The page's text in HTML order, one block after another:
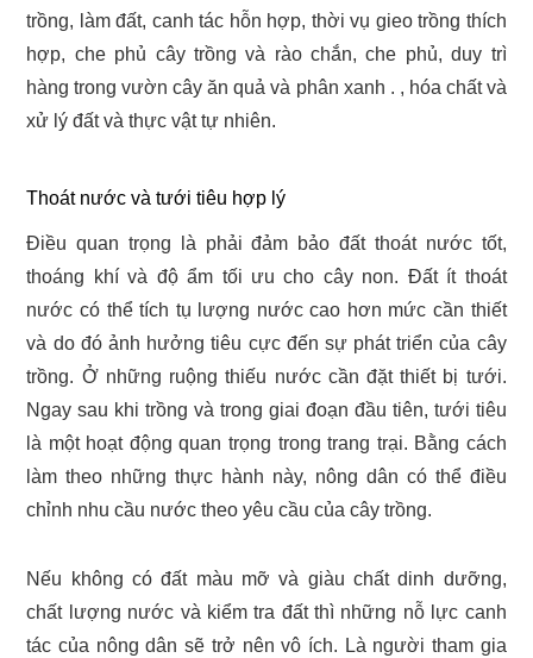
trồng, làm đất, canh tác hỗn hợp, thời vụ gieo trồng thích
hợp, che phủ cây trồng và rào chắn, che phủ, duy trì
hàng trong vườn cây ăn quả và phân xanh . , hóa chất và
xử lý đất và thực vật tự nhiên.
Thoát nước và tưới tiêu hợp lý
Điều quan trọng là phải đảm bảo đất thoát nước tốt,
thoáng khí và độ ẩm tối ưu cho cây non. Đất ít thoát
nước có thể tích tụ lượng nước cao hơn mức cần thiết
và do đó ảnh hưởng tiêu cực đến sự phát triển của cây
trồng. Ở những ruộng thiếu nước cần đặt thiết bị tưới.
Ngay sau khi trồng và trong giai đoạn đầu tiên, tưới tiêu
là một hoạt động quan trọng trong trang trại. Bằng cách
làm theo những thực hành này, nông dân có thể điều
chỉnh nhu cầu nước theo yêu cầu của cây trồng.
Nếu không có đất màu mỡ và giàu chất dinh dưỡng,
chất lượng nước và kiểm tra đất thì những nỗ lực canh
tác của nông dân sẽ trở nên vô ích. Là người tham gia